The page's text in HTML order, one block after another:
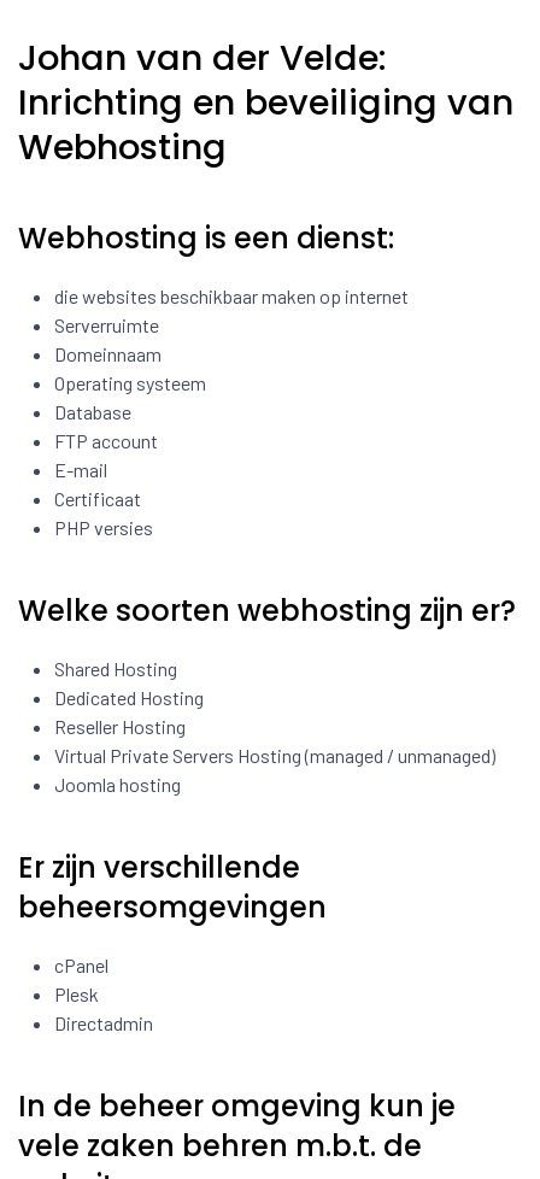
Johan van der Velde:
Inrichting en beveiliging van
Webhosting
Webhosting is een dienst:
die websites beschikbaar maken op internet
Serverruimte
Domeinnaam
Operating systeem
Database
FTP account
E-mail
Certificaat
PHP versies
Welke soorten webhosting zijn er?
Shared Hosting
Dedicated Hosting
Reseller Hosting
Virtual Private Servers Hosting (managed / unmanaged)
Joomla hosting
Er zijn verschillende
beheersomgevingen
cPanel
Plesk
Directadmin
In de beheer omgeving kun je
vele zaken behren m.b.t. de